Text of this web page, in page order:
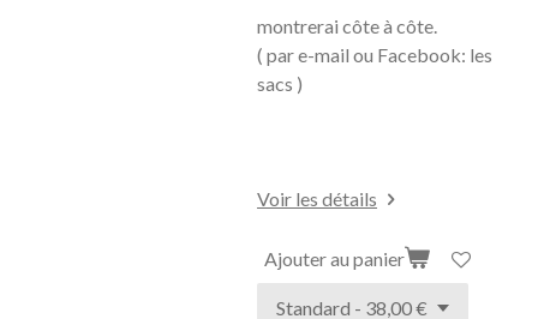
montrerai côte à côte.
( par e-mail ou Facebook: les
sacs )
Voir les détails
Ajouter au panier